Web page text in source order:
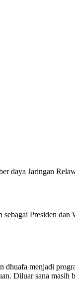
daya Jaringan
Presiden dan
menjadi
Diluar sana